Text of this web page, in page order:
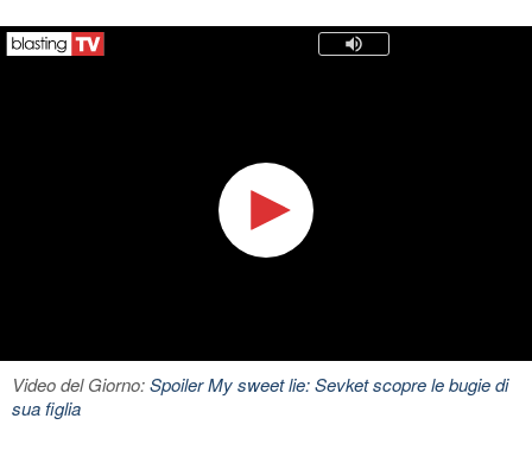
Video del Giorno:Spoiler My sweet lie: Sevket scopre le bugie di
sua figlia